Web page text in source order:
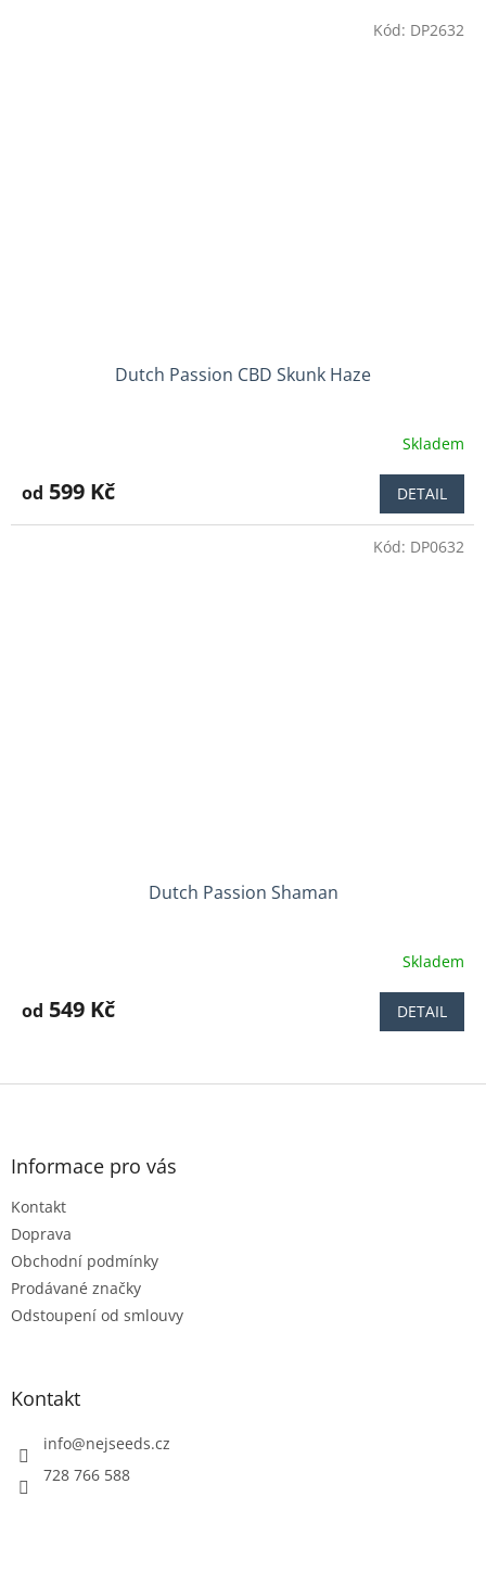
Dutch Passion CBD Skunk Haze
produktu
4,0
Skladem
od 599 Kč DETAIL
Kód: DP2632
Dutch Passion Shaman
produktu
5
Skladem
od 549 Kč DETAIL
Kód: DP0632
Z
Informace pro vás
Kontakt
Doprava
Obchodní podmínky
Prodávané značky
Odstoupení od smlouvy
Kontakt
info@nejseeds.cz
728 766 588